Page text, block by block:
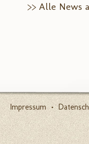
>> Alle News
Impressum •